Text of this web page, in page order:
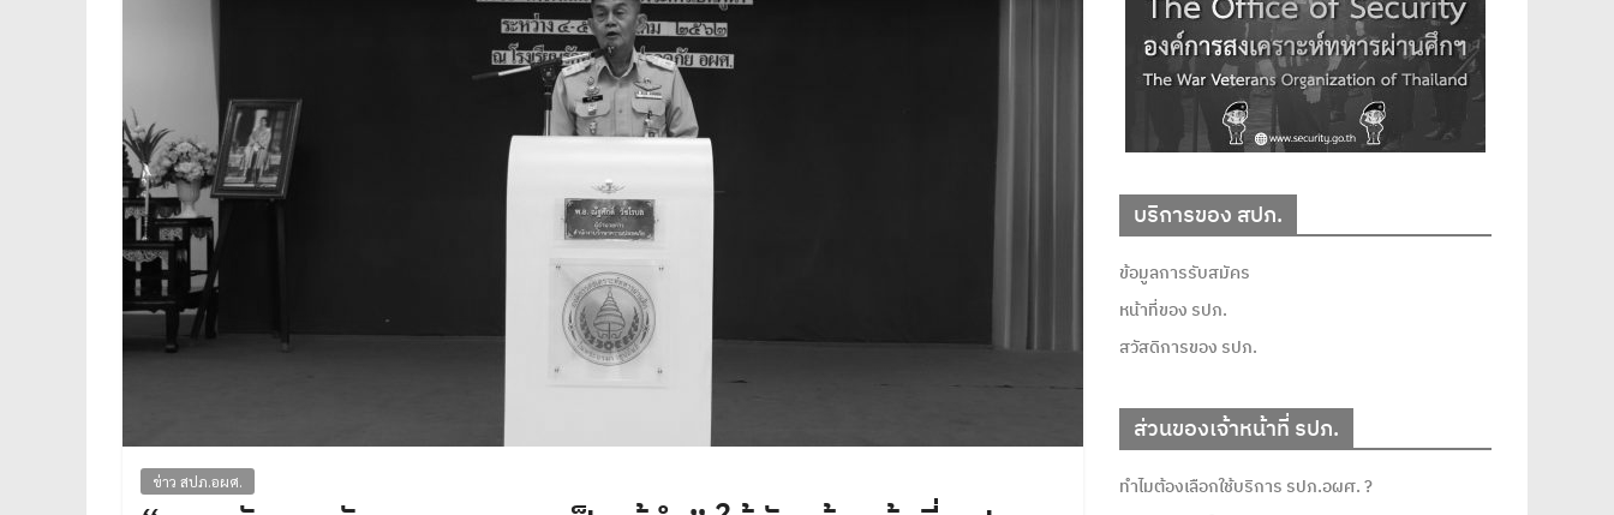
มาตรฐาน
เพื่อ
ทหารผ่านศึก
ไทย
ข่าว สปภ.อผศ.
บริการของ สปภ.
ข้อมูลการรับสมัคร
หน้าที่ของ รปภ.
สวัสดิการของ รปภ.
ส่วนของเจ้าหน้าที่ รปภ.
ทำไมต้องเลือกใช้บริการ รปภ.อผศ. ?